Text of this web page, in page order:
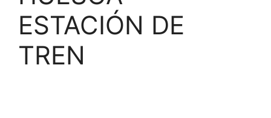
ESTACIÓN DE
TREN